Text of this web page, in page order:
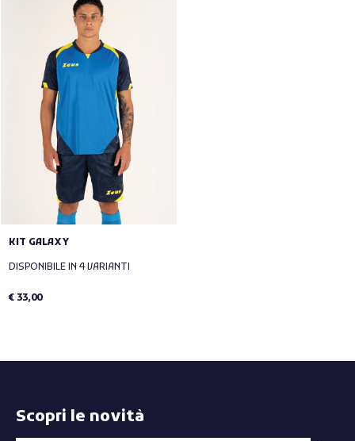
KIT GALAXY
DISPONIBILE IN 4 VARIANTI
€ 33,00
Scopri le novità